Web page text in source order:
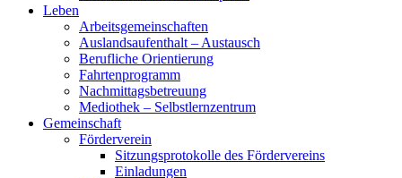
Leben
Arbeitsgemeinschaften
Auslandsaufenthalt – Austausch
Berufliche Orientierung
Fahrtenprogramm
Nachmittagsbetreuung
Mediothek – Selbstlernzentrum
Gemeinschaft
Förderverein
Sitzungsprotokolle des Fördervereins
Einladungen